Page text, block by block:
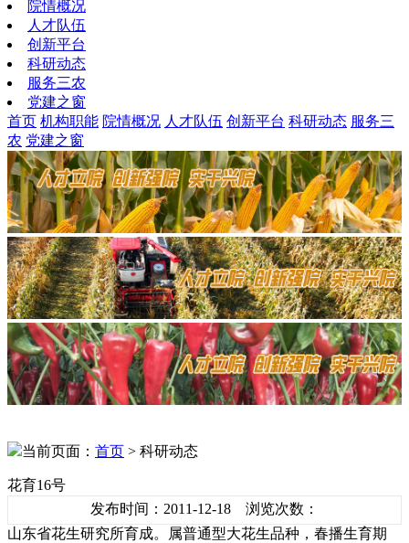
院情概况
人才队伍
创新平台
科研动态
服务三农
党建之窗
首页 机构职能 院情概况 人才队伍 创新平台 科研动态 服务三
农 党建之窗
当前页面： 首页 > 科研动态
花育16号
发布时间：2011-12-18 浏览次数：
山东省花生研究所育成。属普通型大花生品种，春播生育期